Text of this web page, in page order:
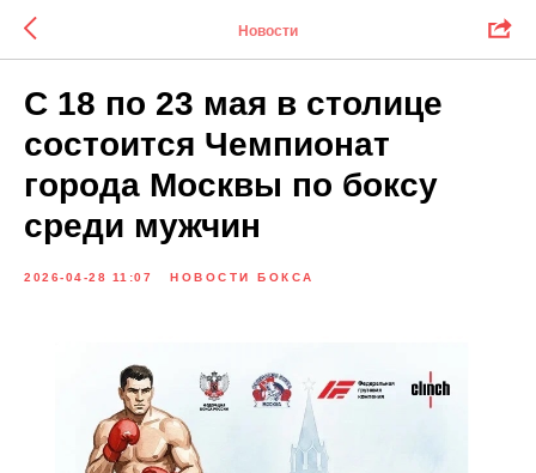
Новости
С 18 по 23 мая в столице
состоится Чемпионат
города Москвы по боксу
среди мужчин
2026-04-28 11:07 НОВОСТИ БОКСА